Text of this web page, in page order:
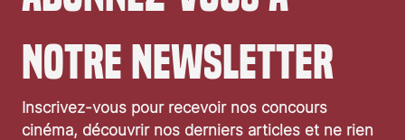
Festival de Locarno 2026: Jaws
notre newsletter
Inscrivez-vous pour recevoir nos concours
cinéma, découvrir nos derniers articles et ne rien